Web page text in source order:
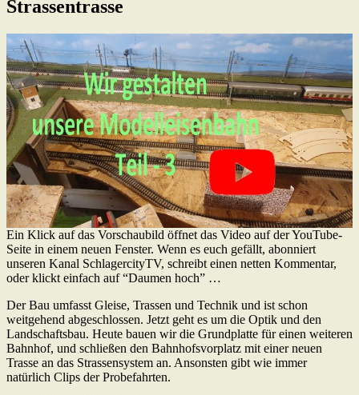
Strassentrasse
Ein Klick auf das Vorschaubild öffnet das Video auf der YouTube-
Seite in einem neuen Fenster. Wenn es euch gefällt, abonniert
unseren Kanal SchlagercityTV, schreibt einen netten Kommentar,
oder klickt einfach auf “Daumen hoch” …
Der Bau umfasst Gleise, Trassen und Technik und ist schon
weitgehend abgeschlossen. Jetzt geht es um die Optik und den
Landschaftsbau. Heute bauen wir die Grundplatte für einen weiteren
Bahnhof, und schließen den Bahnhofsvorplatz mit einer neuen
Trasse an das Strassensystem an. Ansonsten gibt wie immer
natürlich Clips der Probefahrten.